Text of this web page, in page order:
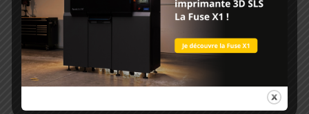
Retour sur cette expérience avec Nadine Richard, ingénieure
mécanique pour l’Université.
TÉLÉCHARGER